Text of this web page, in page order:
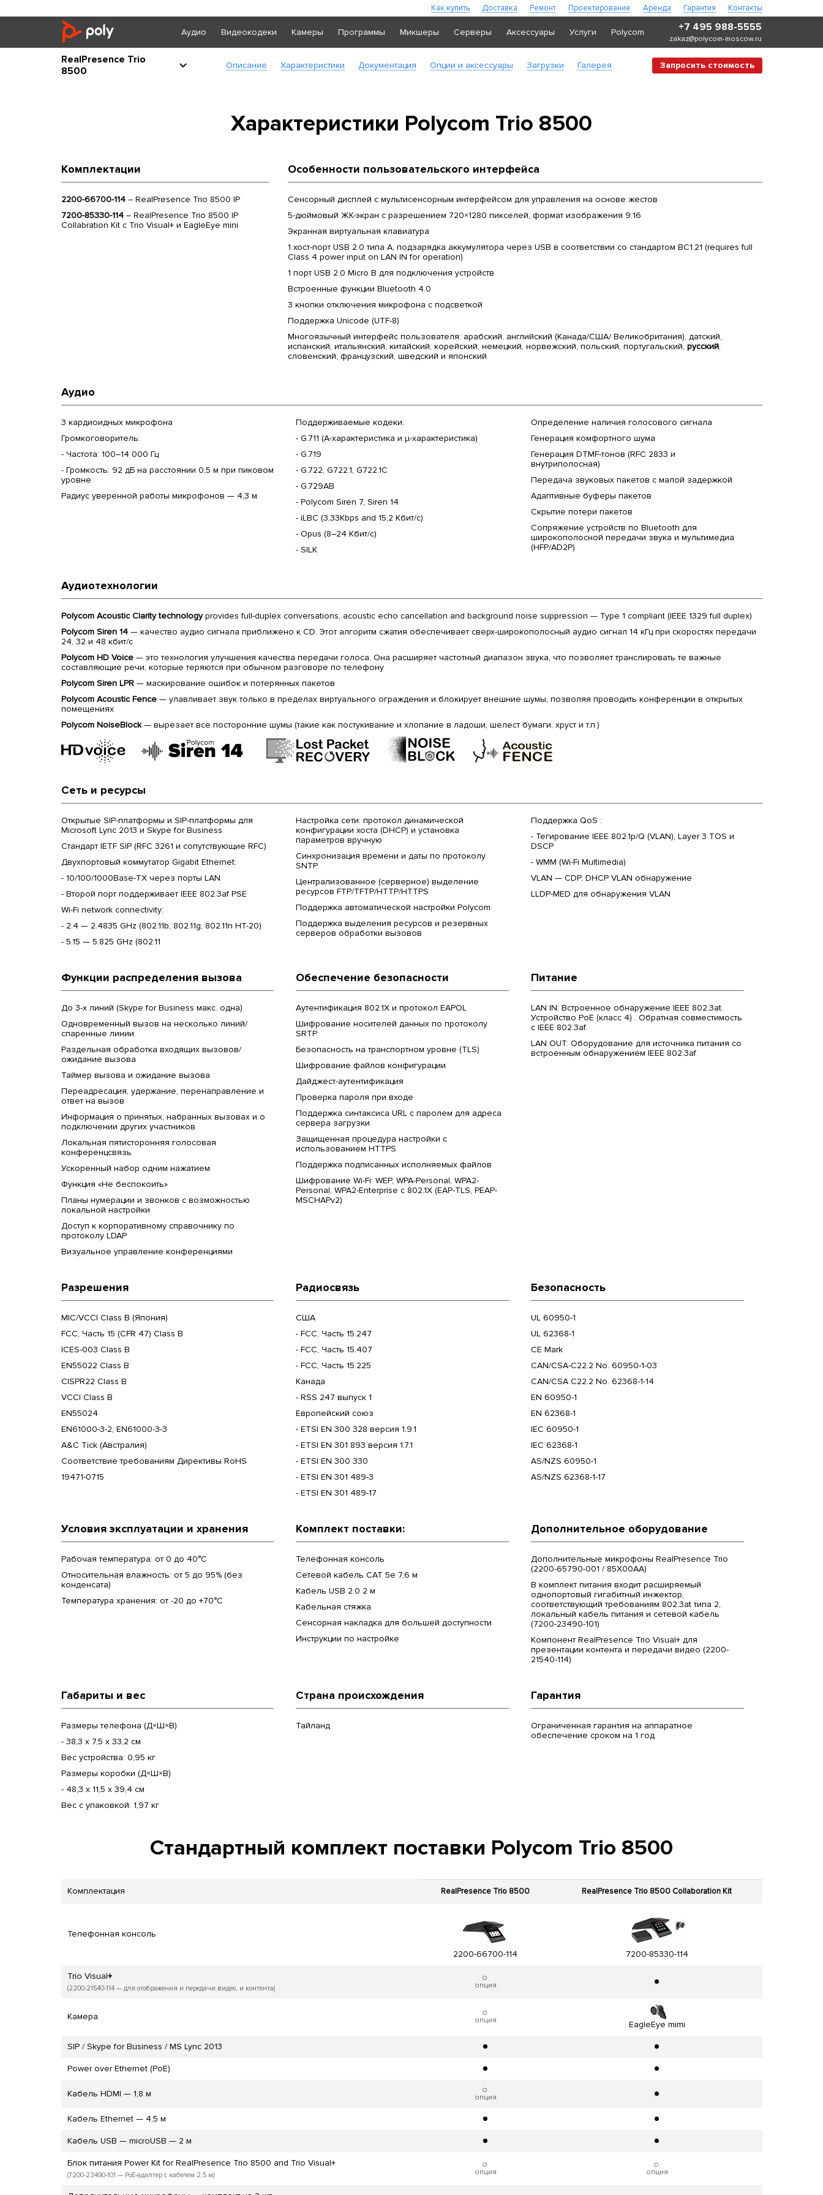
Как купить Доставка Ремонт Проектирование Аренда Гарантия Контакты
Аудио Видеокодеки Камеры Программы Микшеры Серверы Аксессуары Услуги Polycom +7 495 988-5555
zakaz@polycom-moscow.ru
RealPresence Trio
8500
Описание Характеристики Документация Опции и аксессуары Загрузки Галерея Запросить стоимость
Характеристики Polycom Trio 8500
Комплектации
2200-66700-114– RealPresence Trio 8500 IP
7200-85330-114– RealPresence Trio 8500 IP
Collabration Kit с Trio Visual+ и EagleEye mini
Особенности пользовательского интерфейса
Сенсорный дисплей с мультисенсорным интерфейсом для управления на основе жестов
5-дюймовый ЖК-экран с разрешением 720×1280 пикселей, формат изображения 9:16
Экранная виртуальная клавиатура
1 хост-порт USB 2.0 типа A, подзарядка аккумулятора через USB в соответствии со стандартом BC1.21 (requires full
Class 4 power input on LAN IN for operation)
1 порт USB 2.0 Micro B для подключения устройств
Встроенные функции Bluetooth 4.0
3 кнопки отключения микрофона с подсветкой
Поддержка Unicode (UTF-8)
Многоязычный интерфейс пользователя: арабский, английский (Канада/США/ Великобритания), датский,
испанский, итальянский, китайский, корейский, немецкий, норвежский, польский, португальский, русский,
словенский, французский, шведский и японский
Аудио
3 кардиоидных микрофона
Громкоговоритель:
- Частота: 100–14 000 Гц
- Громкость: 92 дБ на расстоянии 0,5 м при пиковом
уровне
Радиус уверенной работы микрофонов — 4,3 м
Поддерживаемые кодеки:
- G.711 (A-характеристика и µ-характеристика)
- G.719
- G.722, G722.1, G722.1C
- G.729AB
- Polycom Siren 7, Siren 14
- iLBC (3,33Kbps and 15,2 Кбит/с)
- Opus (8–24 Кбит/с)
- SILK
Определение наличия голосового сигнала
Генерация комфортного шума
Генерация DTMF-тонов (RFC 2833 и
внутриполосная)
Передача звуковых пакетов с малой задержкой
Адаптивные буферы пакетов
Скрытие потери пакетов
Сопряжение устройств по Bluetooth для
широкополосной передачи звука и мультимедиа
(HFP/AD2P)
Аудиотехнологии
Polycom Acoustic Clarity technologyprovides full-duplex conversations, acoustic echo cancellation and background noise suppression — Type 1 compliant (IEEE 1329 full duplex)
Polycom Siren 14— качество аудио сигнала приближено к CD. Этот алгоритм сжатия обеспечивает сверх-широкополосный аудио сигнал 14 кГц при скоростях передачи
24, 32 и 48 кбит/с
Polycom HD Voice— это технология улучшения качества передачи голоса. Она расширяет частотный диапазон звука, что позволяет транслировать те важные
составляющие речи, которые теряются при обычном разговоре по телефону
Polycom Siren LPR— маскирование ошибок и потерянных пакетов
Polycom Acoustic Fence— улавливает звук только в пределах виртуального ограждения и блокирует внешние шумы, позволяя проводить конференции в открытых
помещениях
Polycom NoiseBlock— вырезает все посторонние шумы (такие как постукивание и хлопание в ладоши, шелест бумаги, хруст и т.п.)
Сеть и ресурсы
Открытые SIP-платформы и SIP-платформы для
Microsoft Lync 2013 и Skype for Business
Стандарт IETF SIP (RFC 3261 и сопутствующие RFC)
Двухпортовый коммутатор Gigabit Ethernet:
- 10/100/1000Base-TX через порты LAN
- Второй порт поддерживает IEEE 802.3af PSE
Wi-Fi network connectivity:
- 2.4 — 2.4835 GHz (802.11b, 802.11g, 802.11n HT-20)
- 5.15 — 5.825 GHz (802.11
Настройка сети: протокол динамической
конфигурации хоста (DHCP) и установка
параметров вручную
Синхронизация времени и даты по протоколу
SNTP
Централизованное (серверное) выделение
ресурсов FTP/TFTP/HTTP/HTTPS
Поддержка автоматической настройки Polycom
Поддержка выделения ресурсов и резервных
серверов обработки вызовов
Поддержка QoS :
- Тегирование IEEE 802.1p/Q (VLAN), Layer 3 TOS и
DSCP
- WMM (Wi-Fi Multimedia)
VLAN — CDP, DHCP VLAN обнаружение
LLDP-MED для обнаружения VLAN
Функции распределения вызова
До 3-х линий (Skype for Business макс. одна)
Одновременный вызов на несколько линий/
спаренные линии
Раздельная обработка входящих вызовов/
ожидание вызова
Таймер вызова и ожидание вызова
Переадресация, удержание, перенаправление и
ответ на вызов
Информация о принятых, набранных вызовах и о
подключении других участников
Локальная пятисторонняя голосовая
конференцсвязь
Ускоренный набор одним нажатием
Функция «Не беспокоить»
Планы нумерации и звонков с возможностью
локальной настройки
Доступ к корпоративному справочнику по
протоколу LDAP
Визуальное управление конференциями
Обеспечение безопасности
Аутентификация 802.1X и протокол EAPOL
Шифрование носителей данных по протоколу
SRTP
Безопасность на транспортном уровне (TLS)
Шифрование файлов конфигурации
Дайджест-аутентификация
Проверка пароля при входе
Поддержка синтаксиса URL с паролем для адреса
сервера загрузки
Защищенная процедура настройки с
использованием HTTPS
Поддержка подписанных исполняемых файлов
Шифрование Wi-Fi: WEP, WPA-Personal, WPA2-
Personal, WPA2-Enterprise с 802.1X (EAP-TLS, PEAP-
MSCHAPv2)
Питание
LAN IN: Встроенное обнаружение IEEE 802.3at.
Устройство PoE (класс 4) . Обратная совместимость
с IEEE 802.3af.
LAN OUT: Оборудование для источника питания со
встроенным обнаружением IEEE 802.3af
Разрешения
MIC/VCCI Class B (Япония)
FCC, Часть 15 (CFR 47) Class B
ICES-003 Class B
EN55022 Class B
CISPR22 Class B
VCCI Class B
EN55024
EN61000-3-2; EN61000-3-3
A&C Tick (Австралия)
Соответствие требованиям Директивы RoHS
19471-0715
Радиосвязь
США
- FCC, Часть 15.247
- FCC, Часть 15.407
- FCC, Часть 15.225
Канада
- RSS 247 выпуск 1
Европейский союз
- ETSI EN 300 328 версия 1.9.1
- ETSI EN 301 893 версия 1.7.1
- ETSI EN 300 330
- ETSI EN 301 489-3
- ETSI EN 301 489-17
Безопасность
UL 60950-1
UL 62368-1
CE Mark
CAN/CSA-C22.2 No. 60950-1-03
CAN/CSA C22.2 No. 62368-1-14
EN 60950-1
EN 62368-1
IEC 60950-1
IEC 62368-1
AS/NZS 60950-1
AS/NZS 62368-1-17
Условия эксплуатации и хранения
Рабочая температура: от 0 до 40°C
Относительная влажность: от 5 до 95% (без
конденсата)
Температура хранения: от -20 до +70°C
Комплект поставки:
Телефонная консоль
Сетевой кабель CAT 5e 7,6 м
Кабель USB 2.0 2 м
Кабельная стяжка
Сенсорная накладка для большей доступности
Инструкции по настройке
Дополнительное оборудование
Дополнительные микрофоны RealPresence Trio
(2200-65790-001 / 85X00AA)
В комплект питания входит расширяемый
однопортовый гигабитный инжектор,
соответствующий требованиям 802.3at типа 2,
локальный кабель питания и сетевой кабель
(7200-23490-101)
Компонент RealPresence Trio Visual+ для
презентации контента и передачи видео (2200-
21540-114)
Габариты и вес
Размеры телефона (Д×Ш×В)
- 38,3 x 7,5 x 33,2 см
Вес устройства: 0,95 кг
Размеры коробки (Д×Ш×В)
- 48,3 x 11,5 x 39,4 см
Вес с упаковкой: 1,97 кг
Страна происхождения
Тайланд
Гарантия
Ограниченная гарантия на аппаратное
обеспечение сроком на 1 год
Стандартный комплект поставки Polycom Trio 8500
Комплектация RealPresence Trio 8500 RealPresence Trio 8500 Collaboration Kit
Телефонная консоль
2200-66700-114
7200-85330-114
Trio Visual+
(2200-21540-114 — для отображения и передачи видео, и контента) опция
Камера опция EagleEye mimi
SIP / Skype for Business / MS Lync 2013
Power over Ethernet (PoE)
Кабель HDMI — 1,8 м опция
Кабель Ethernet — 4,5 м
Кабель USB — microUSB — 2 м
Блок питания Power Kit for RealPresence Trio 8500 and Trio Visual+
(7200-23490-101 — PoE-адаптер с кабелем 2,5 м) опция опция